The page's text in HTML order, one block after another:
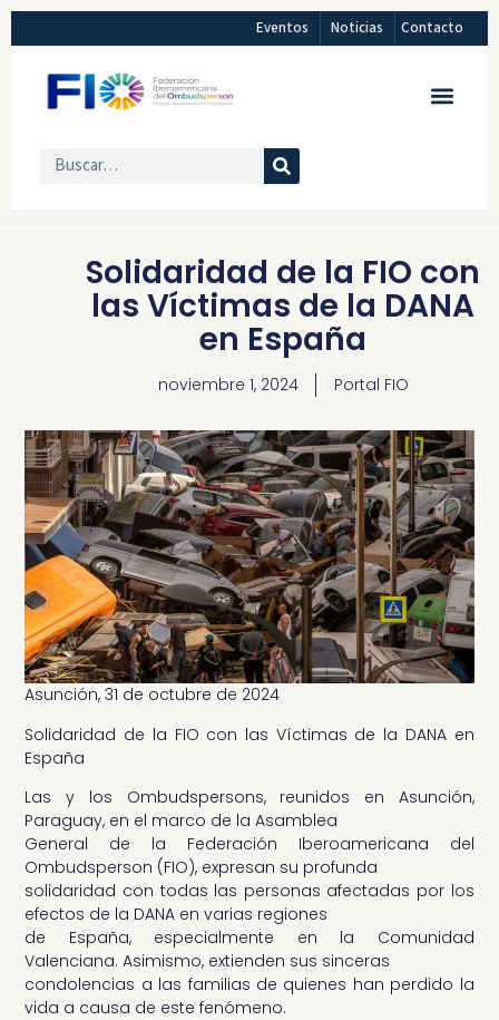
Eventos Noticias Contacto
Solidaridad de la FIO con
las Víctimas de la DANA
en España
noviembre 1, 2024 Portal FIO
Asunción, 31 de octubre de 2024
Solidaridad de la FIO con las Víctimas de la DANA en
España
Las y los Ombudspersons, reunidos en Asunción,
Paraguay, en el marco de la Asamblea
General de la Federación Iberoamericana del
Ombudsperson (FIO), expresan su profunda
solidaridad con todas las personas afectadas por los
efectos de la DANA en varias regiones
de España, especialmente en la Comunidad
Valenciana. Asimismo, extienden sus sinceras
condolencias a las familias de quienes han perdido la
vida a causa de este fenómeno.